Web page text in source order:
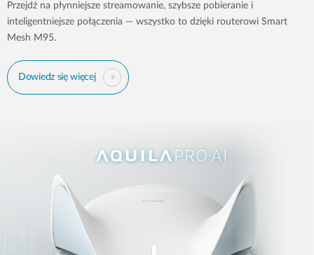
Przejdź na płynniejsze streamowanie, szybsze pobieranie i
inteligentniejsze połączenia — wszystko to dzięki routerowi Smart
Mesh M95.
Dowiedz się więcej